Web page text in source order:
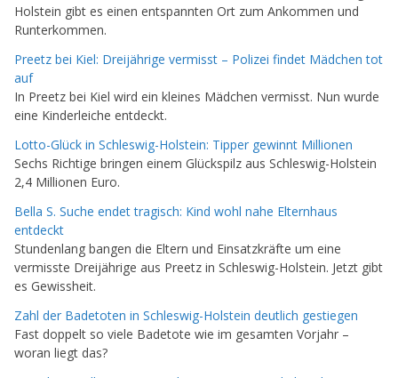
Holstein gibt es einen entspannten Ort zum Ankommen und
Runterkommen.
Preetz bei Kiel: Dreijährige vermisst – Polizei findet Mädchen tot
auf
In Preetz bei Kiel wird ein kleines Mädchen vermisst. Nun wurde
eine Kinderleiche entdeckt.
Lotto-Glück in Schleswig-Holstein: Tipper gewinnt Millionen
Sechs Richtige bringen einem Glückspilz aus Schleswig-Holstein
2,4 Millionen Euro.
Bella S. Suche endet tragisch: Kind wohl nahe Elternhaus
entdeckt
Stundenlang bangen die Eltern und Einsatzkräfte um eine
vermisste Dreijährige aus Preetz in Schleswig-Holstein. Jetzt gibt
es Gewissheit.
Zahl der Badetoten in Schleswig-Holstein deutlich gestiegen
Fast doppelt so viele Badetote wie im gesamten Vorjahr –
woran liegt das?